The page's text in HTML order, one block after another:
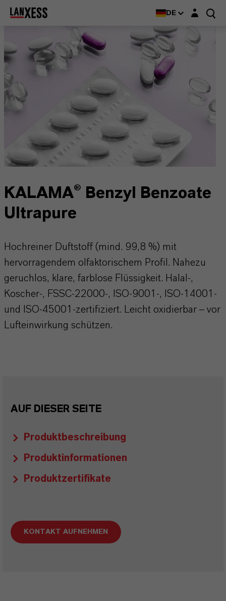
DE Login-Maske
KALAMA® Benzyl Benzoate
Ultrapure
Hochreiner Duftstoff (mind. 99,8 %) mit
hervorragendem olfaktorischem Profil. Nahezu
geruchlos, klare, farblose Flüssigkeit. Halal-,
Koscher-, FSSC-22000-, ISO-9001-, ISO-14001-
und ISO-45001-zertifiziert. Leicht oxidierbar – vor
Lufteinwirkung schützen.
AUF DIESER SEITE
Produktbeschreibung
Produktinformationen
Produktzertifikate
KONTAKT AUFNEHMEN